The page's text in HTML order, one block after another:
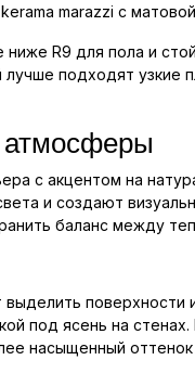
marazzi с
R9 для пола и
подходят узкие
атмосферы
с акцентом на
и создают
баланс между
поверхности
под ясень на
насыщенный